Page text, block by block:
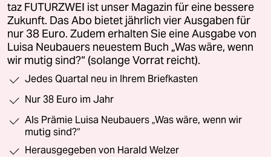
taz FUTURZWEI ist unser Magazin für eine bessere
Zukunft. Das Abo bietet jährlich vier Ausgaben für
nur 38 Euro. Zudem erhalten Sie eine Ausgabe von
Luisa Neubauers neuestem Buch „Was wäre, wenn
wir mutig sind?“ (solange Vorrat reicht).
Jedes Quartal neu in Ihrem Briefkasten
Nur 38 Euro im Jahr
Als Prämie Luisa Neubauers „Was wäre, wenn wir
mutig sind?“
Herausgegeben von Harald Welzer